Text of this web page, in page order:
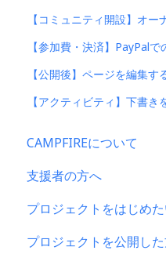
【コミュニティ開設】オー
【参加費・決済】PayPal
【公開後】ページを編集す
【アクティビティ】下書き
CAMPFIREについて
CAMPFIRE各種制度
CAMPFIREふるさと
はじめての方へ
支援者の方へ
支援に関するよくあ
支援をした後に
プロジェクトをはじめ
プロジェクトをはじ
プロジェクトを公開し